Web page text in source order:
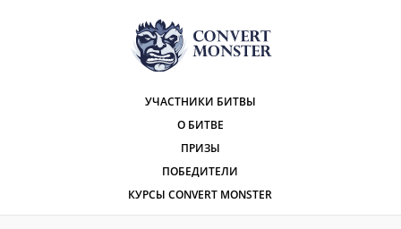
УЧАСТНИКИ БИТВЫ
О БИТВЕ
ПРИЗЫ
ПОБЕДИТЕЛИ
КУРСЫ CONVERT MONSTER